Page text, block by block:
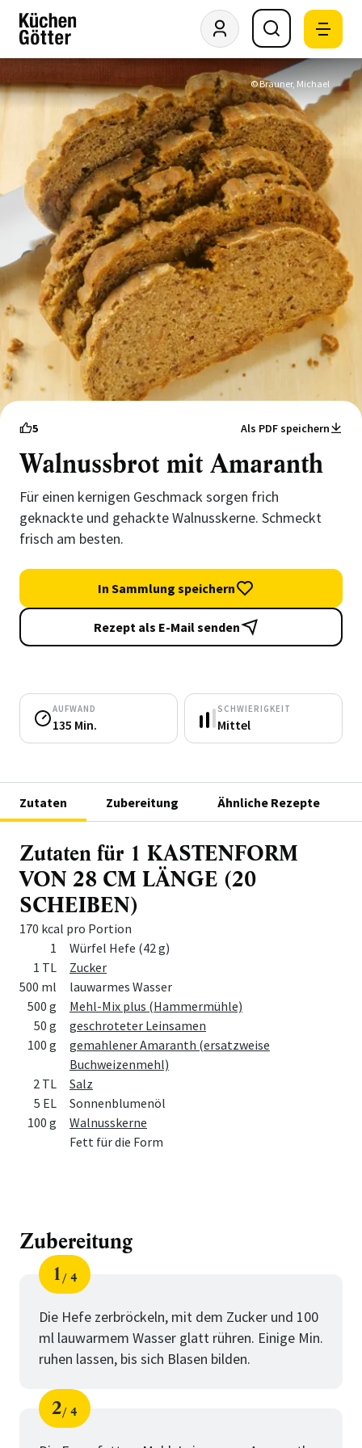
© Brauner, Michael
5 Als PDF speichern
Walnussbrot mit Amaranth
Für einen kernigen Geschmack sorgen frich
geknackte und gehackte Walnusskerne. Schmeckt
frisch am besten.
In Sammlung speichern
Rezept als E-Mail senden
AUFWAND
135 Min.
SCHWIERIGKEIT
Mittel
Zutaten Zubereitung Ähnliche Rezepte
Zutaten für 1 KASTENFORM
VON 28 CM LÄNGE (20
SCHEIBEN)
170 kcal pro Portion
Menge Zutat
1
Würfel Hefe (42 g)
1 TL
Zucker
500 ml
lauwarmes Wasser
500 g
Mehl-Mix plus (Hammermühle)
50 g
geschroteter Leinsamen
100 g
gemahlener Amaranth (ersatzweise
Buchweizenmehl)
2 TL
Salz
5 EL
Sonnenblumenöl
100 g
Walnusskerne
Fett für die Form
Zubereitung
Schritt
1
von
4
Die Hefe zerbröckeln, mit dem Zucker und 100
ml lauwarmem Wasser glatt rühren. Einige Min.
ruhen lassen, bis sich Blasen bilden.
Schritt
2
von
4